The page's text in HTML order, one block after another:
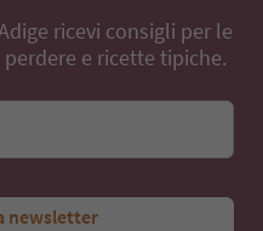
ricevi consigli per le
e ricette tipiche.
newsletter